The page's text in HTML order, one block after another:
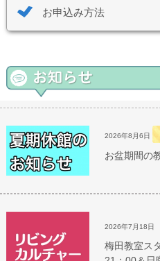
お申込み方法
2026年8月6日
お盆期間の
2026年7月18日
梅田教室ス